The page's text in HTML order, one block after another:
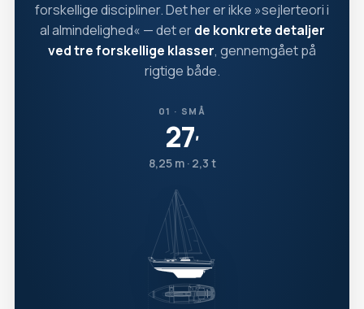
forskellige discipliner. Det her er ikke »sejlerteori i
al almindelighed« — det erde konkrete detaljer
ved tre forskellige klasser, gennemgået på
rigtige både.
01 · SMÅ
27′
8,25 m · 2,3 t